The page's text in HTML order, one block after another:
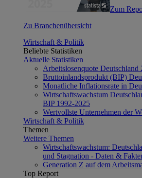
Zum
Zu Branchenübersicht
Wirtschaft & Politik
Beliebte Statistiken
Aktuelle Statistiken
Arbeitslosenquote Deutschland
Bruttoinlandsprodukt (BIP)
Monatliche Inflationsrate in
Wirtschaftswachstum
BIP 1992-2025
Wertvollste Unternehmen der
Wirtschaft & Politik
Themen
Weitere Themen
Wirtschaftswachstum:
und Stagnation - Daten &
Generation Z auf dem
Top Report